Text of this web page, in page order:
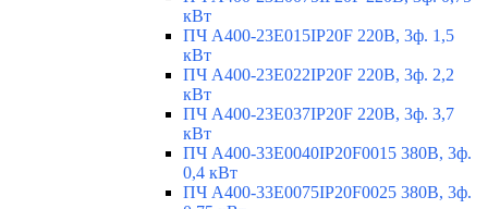
кВт
ПЧ A400-23E015IP20F 220В, 3ф. 1,5
кВт
ПЧ A400-23E022IP20F 220В, 3ф. 2,2
кВт
ПЧ A400-23E037IP20F 220В, 3ф. 3,7
кВт
ПЧ A400-33E0040IP20F0015 380В, 3ф.
0,4 кВт
ПЧ A400-33E0075IP20F0025 380В, 3ф.